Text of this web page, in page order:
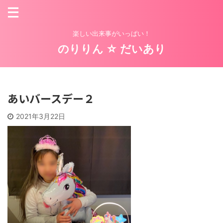
楽しい出来事がいっぱい！
のりりん ☆ だいあり
あいバースデー２
2021年3月22日